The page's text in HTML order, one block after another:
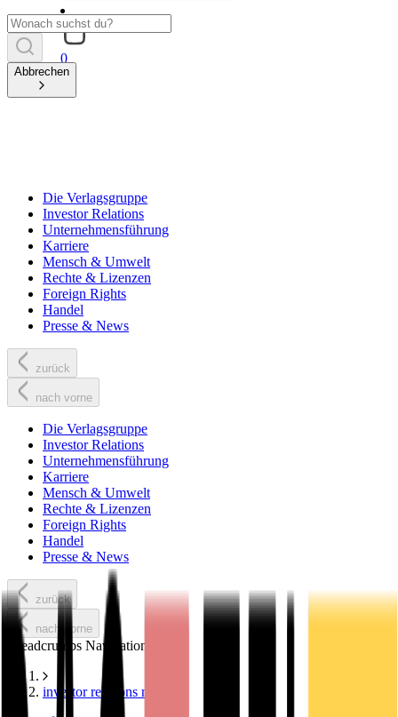
0
Abbrechen
Die Verlagsgruppe
Investor Relations
Unternehmensführung
Karriere
Mensch & Umwelt
Rechte & Lizenzen
Foreign Rights
Handel
Presse & News
zurück
nach vorne
Die Verlagsgruppe
Investor Relations
Unternehmensführung
Karriere
Mensch & Umwelt
Rechte & Lizenzen
Foreign Rights
Handel
Presse & News
zurück
nach vorne
Breadcrumbs Navigation
investor relations news